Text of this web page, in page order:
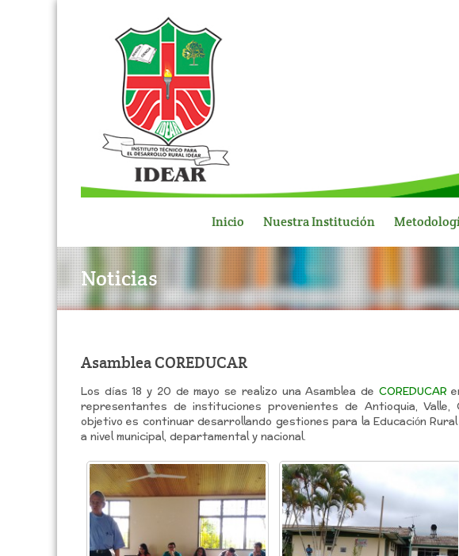
Inicio Nuestra Institución
Noticias
Asamblea COREDUCAR
Los días 18 y 20 de mayo se realizo una Asamblea de COREDUCAR
representantes de instituciones provenientes de Antioquia, Valle,
objetivo es continuar desarrollando gestiones para la Educación
a nivel municipal, departamental y nacional.